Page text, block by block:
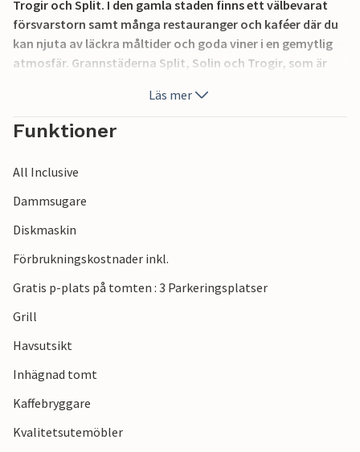
Trogir och Split. I den gamla staden finns ett välbevarat
försvarstorn samt många restauranger och kaféer där du
kan njuta av läckra måltider och goda viner i en gemytlig
atmosfär. Grannstäderna Split, Solin och Trogir, som är
är också värda ett besök.Läs mer
Funktioner
All Inclusive
Dammsugare
Diskmaskin
Förbrukningskostnader inkl.
Gratis p-plats på tomten : 3 Parkeringsplatser
Grill
Havsutsikt
Inhägnad tomt
Kaffebryggare
Kvalitetsutemöbler